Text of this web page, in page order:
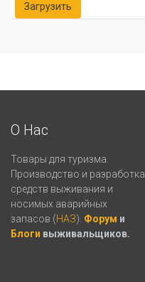
О Нас
Товары для туризма.
Производство и разработка
средств выживания и
носимых аварийных
запасов (НАЗ). Форум и
Блоги выживальщиков.